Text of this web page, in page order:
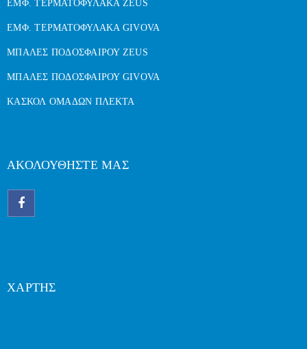
ΕΜΦ. ΤΕΡΜΑΤΟΦΥΛΑΚΑ ZEUS
ΕΜΦ. ΤΕΡΜΑΤΟΦΥΛΑΚΑ GIVOVA
ΜΠΑΛΕΣ ΠΟΔΟΣΦΑΙΡΟΥ ZEUS
ΜΠΑΛΕΣ ΠΟΔΟΣΦΑΙΡΟΥ GIVOVA
ΚΑΣΚΟΛ ΟΜΑΔΩΝ ΠΛΕΚΤΑ
ΑΚΟΛΟΥΘΗΣΤΕ ΜΑΣ
ΧΑΡΤΗΣ